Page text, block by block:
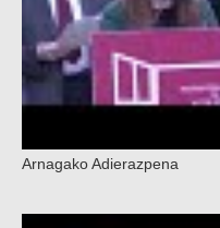
Arnagako Adierazpena